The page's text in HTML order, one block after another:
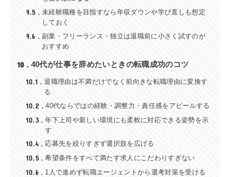
9.5
未経験職種を目指すなら年収ダウンや学び直しも想定
しておく
9.6
副業・フリーランス・独立は退職前に小さく試すのが
おすすめ
10 40代が仕事を辞めたいときの転職成功のコツ
10.1
退職理由は不満だけでなく前向きな転職理由に変換す
る
10.2 40代ならではの経験・調整力・責任感をアピールする
10.3
年下上司や新しい環境にも柔軟に対応できる姿勢を示
す
10.4 応募先を絞りすぎず選択肢を広げる
10.5 希望条件をすべて満たす求人にこだわりすぎない
10.6 1人で進めず転職エージェントから選考対策を受ける